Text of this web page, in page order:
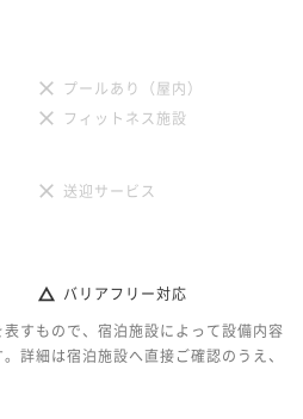
連泊割引】3連泊以上の滞在
- 26:00 OUT11:00
ポイント即利用で 最大4％OFF
済可
IN 15:00 - 26:00 OUT11:00
プールあり（屋内）
フィットネス施設
送迎サービス
バリアフリー対応
すもので、宿泊施設によって設備内容
詳細は宿泊施設へ直接ご確認のうえ、